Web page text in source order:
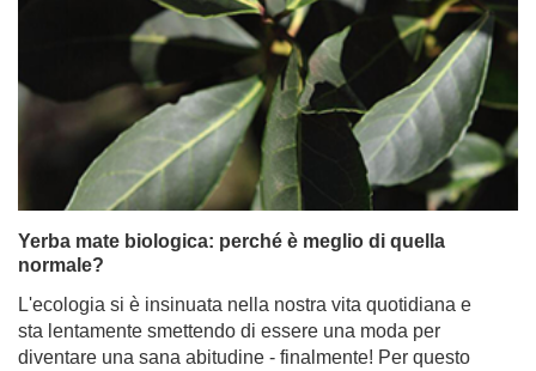
Yerba mate biologica: perché è meglio di quella
L'ecologia si è insinuata nella nostra vita quotidiana e
sta lentamente smettendo di essere una moda per
diventare una sana abitudine - finalmente! Per questo
motivo, gli alimenti biologici sono sempre più popolari.
anche un crescente interesse per la yerba mate
biologica. Perché scegliere prodotti certificati biologici?
La yerba mate biologica è migliore del normale tè mate e
perché? Dove cercare i prodotti biologici e a cosa
prestare attenzione?